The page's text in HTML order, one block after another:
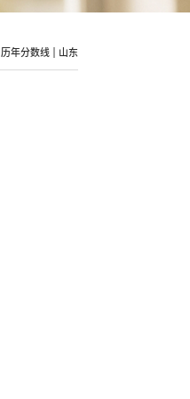
历年分数线 山东